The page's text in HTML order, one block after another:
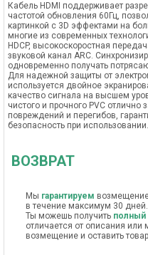
Кабель HDMI поддерживает
частотой обновления 60Гц,
картинкой c 3D эффектами на
многие из современных
HDCP, высокоскоростная
звуковой канал ARС.
одновременно получать
Для надежной защиты от
используется двойное
качество сигнала на высшем
чистого и прочного PVC
повреждений и перегибов,
безопасность при использовании.
ВОЗВРАТ
Мы гарантируем
в течение максимум 30 дней.
Ты можешь получить полный
отличается от описания
возмещение и оставить